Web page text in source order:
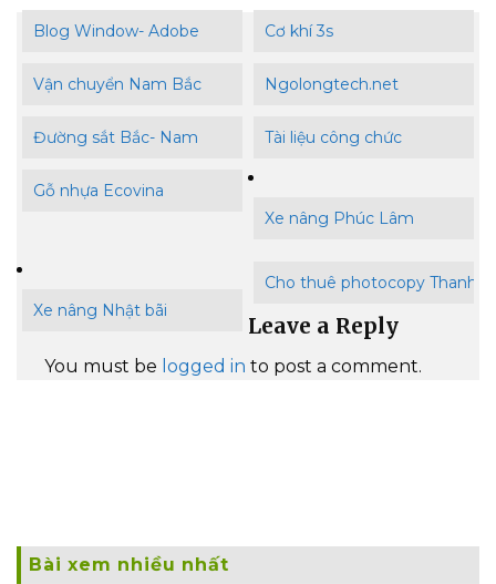
Blog Window- Adobe Cơ khí 3s
Vận chuyển Nam Bắc Ngolongtech.net
Đường sắt Bắc- Nam Tài liệu công chức
Gỗ nhựa Ecovina
Xe nâng Phúc Lâm
Xe nâng Nhật bãi
Cho thuê photocopy Thanh
Leave a Reply
You must be logged in to post a comment.
Bài xem nhiều nhất